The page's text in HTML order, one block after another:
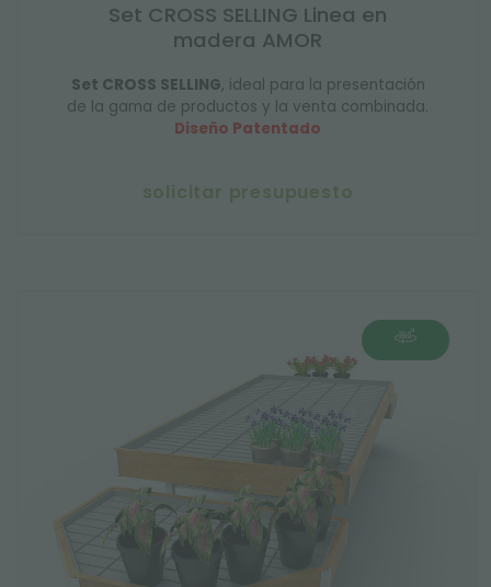
Set CROSS SELLING Linea en
madera AMOR
Set CROSS SELLING, ideal para la presentación
de la gama de productos y la venta combinada.
Diseño Patentado
solicitar presupuesto